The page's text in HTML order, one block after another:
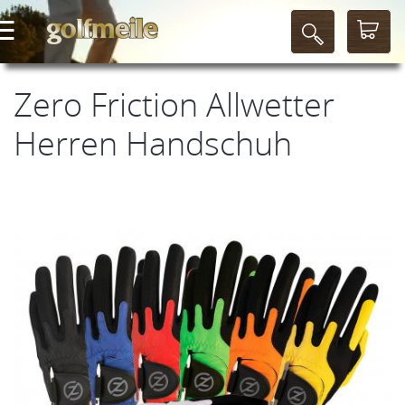
Zero Friction Allwetter
Herren Handschuh